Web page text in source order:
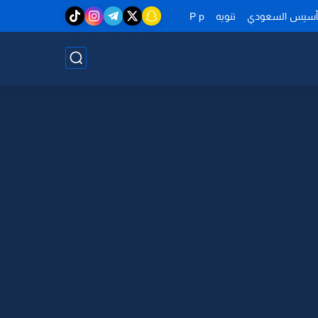
السعودي تنويه P p